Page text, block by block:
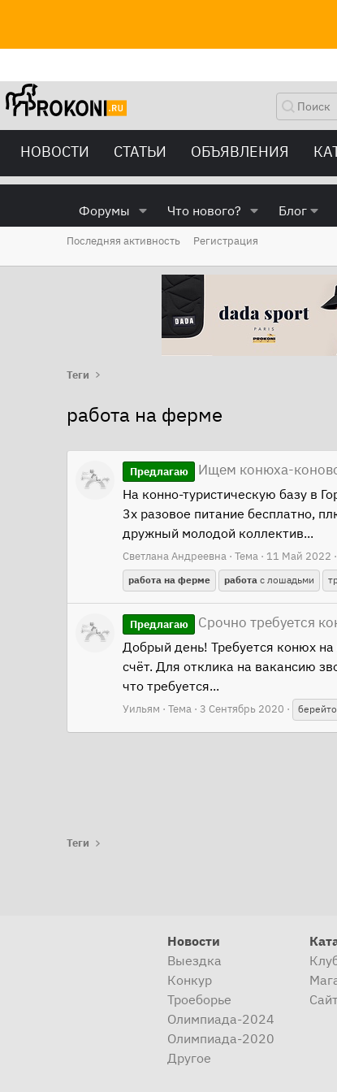
НОВОСТИ СТАТЬИ ОБЪЯВЛЕНИЯ
Форумы Что нового? Блог
Последняя активность Регистрация
Теги
работа на ферме
Предлагаю Ищем конюха-
На конно-туристическую базу в
3х разовое питание бесплатно,
дружный молодой коллектив...
Светлана Андреевна Тема 11 Май 2022
работа на ферме работа с лошадьми
Предлагаю Срочно требуется
Добрый день! Требуется конюх
счёт. Для отклика на вакансию
что требуется...
Уильям Тема 3 Сентябрь 2020
Теги
Новости
Выездка
Конкур
Троеборье
Олимпиада-2024
Олимпиада-2020
Другое